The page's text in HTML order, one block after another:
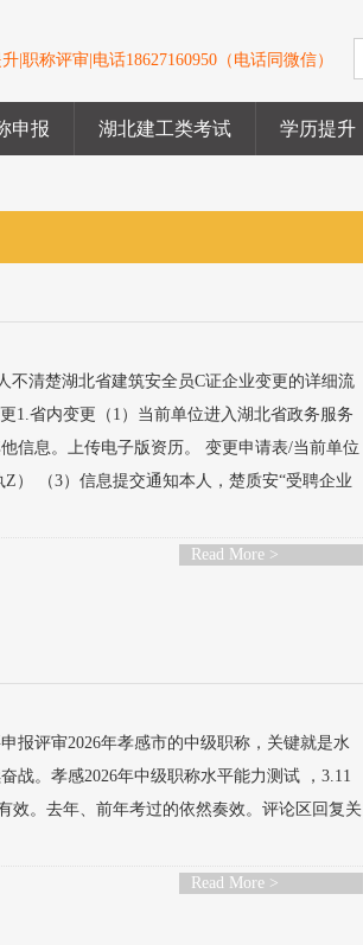
职称评审|电话18627160950（电话同微信）
申报 湖北建工类考试 学历提升
不清楚湖北省建筑安全员C证企业变更的详细流
1.省内变更（1）当前单位进入湖北省政务服务
信息。上传电子版资历。 变更申请表/当前单位
） （3）信息提交通知本人，楚质安“受聘企业
Read More >
报评审2026年孝感市的中级职称，关键就是水
战。孝感2026年中级职称水平能力测试 ，3.11
效。去年、前年考过的依然奏效。评论区回复关
Read More >